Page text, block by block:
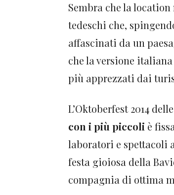
Sembra che la
tedeschi che,
affascinati da un
che la versione
più apprezzati dai
L’Oktoberfest 2014
con i più piccoli è
laboratori e spettacoli
festa gioiosa della
compagnia di ottima